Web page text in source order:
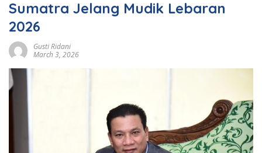
Sumatra Jelang Mudik Lebaran
2026
Gusti Ridani
March 3, 2026